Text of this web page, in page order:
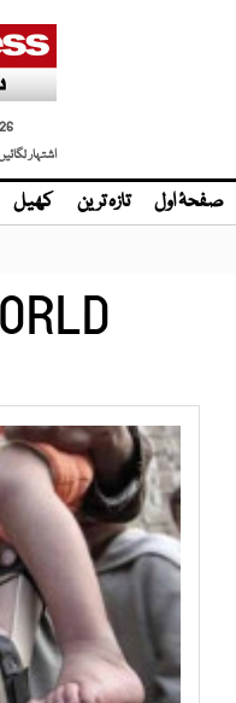
اشتہار
صفحۂ اول تازہ ترین کھیل